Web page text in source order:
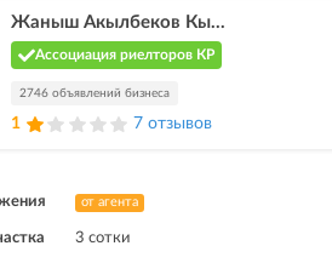
Жаныш Акылбеков Кы...
Ассоциация риелторов КР
2746 объявлений бизнеса
1 7 отзывов
от агента
3 сотки